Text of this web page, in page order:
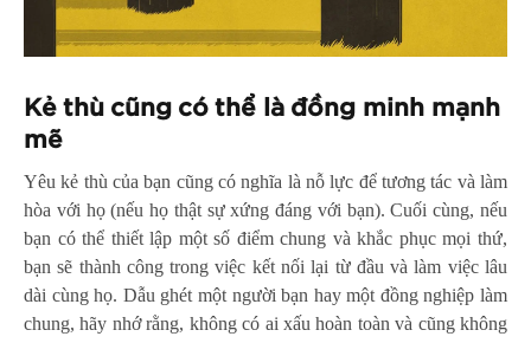
Kẻ thù cũng có thể là đồng minh mạnh
mẽ
Yêu kẻ thù của bạn cũng có nghĩa là nỗ lực để tương tác và làm
hòa với họ (nếu họ thật sự xứng đáng với bạn). Cuối cùng, nếu
bạn có thể thiết lập một số điểm chung và khắc phục mọi thứ,
bạn sẽ thành công trong việc kết nối lại từ đầu và làm việc lâu
dài cùng họ. Dẫu ghét một người bạn hay một đồng nghiệp làm
chung, hãy nhớ rằng, không có ai xấu hoàn toàn và cũng không